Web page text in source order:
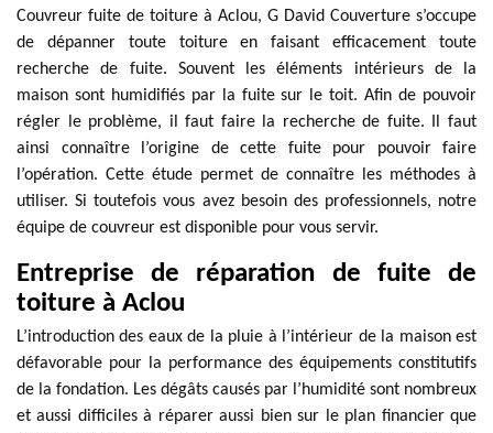
Couvreur fuite de toiture à Aclou, G David Couverture s’occupe
de dépanner toute toiture en faisant efficacement toute
recherche de fuite. Souvent les éléments intérieurs de la
maison sont humidifiés par la fuite sur le toit. Afin de pouvoir
régler le problème, il faut faire la recherche de fuite. Il faut
ainsi connaître l’origine de cette fuite pour pouvoir faire
l’opération. Cette étude permet de connaître les méthodes à
utiliser. Si toutefois vous avez besoin des professionnels, notre
équipe de couvreur est disponible pour vous servir.
Entreprise de réparation de fuite de
toiture à Aclou
L’introduction des eaux de la pluie à l’intérieur de la maison est
défavorable pour la performance des équipements constitutifs
de la fondation. Les dégâts causés par l’humidité sont nombreux
et aussi difficiles à réparer aussi bien sur le plan financier que